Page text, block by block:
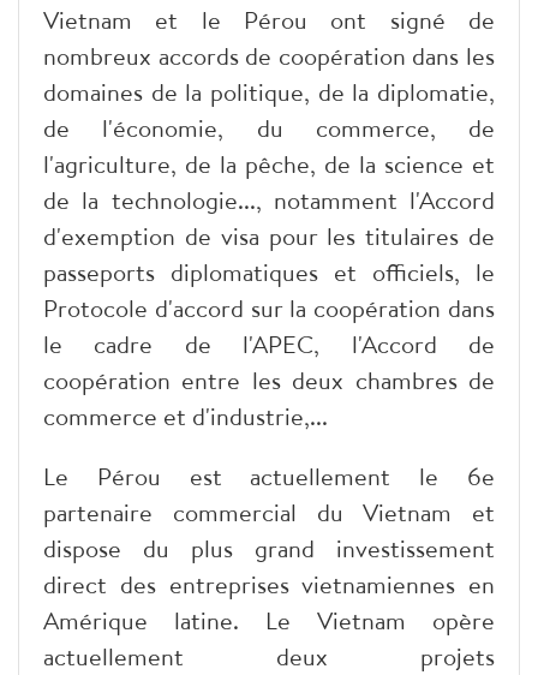
Vietnam et le Pérou ont signé de
nombreux accords de coopération dans les
domaines de la politique, de la diplomatie,
de l'économie, du commerce, de
l'agriculture, de la pêche, de la science et
de la technologie..., notamment l'Accord
d'exemption de visa pour les titulaires de
passeports diplomatiques et officiels, le
Protocole d'accord sur la coopération dans
le cadre de l'APEC, l'Accord de
coopération entre les deux chambres de
commerce et d'industrie,...
Le Pérou est actuellement le 6e
partenaire commercial du Vietnam et
dispose du plus grand investissement
direct des entreprises vietnamiennes en
Amérique latine. Le Vietnam opère
actuellement deux projets